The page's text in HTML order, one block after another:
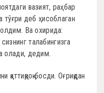
вазият, раҳбар
тўғри деб ҳисоблаган
Ва охирида:
талабингизга
олади, дедим.
босди. Оғриқдан